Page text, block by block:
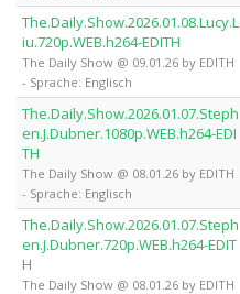
The.Daily.Show.2026.01.08.Lucy.L
iu.720p.WEB.h264-EDITH
The Daily Show @ 09.01.26 by EDITH
- Sprache: Englisch
The.Daily.Show.2026.01.07.Steph
en.J.Dubner.1080p.WEB.h264-EDI
TH
The Daily Show @ 08.01.26 by EDITH
- Sprache: Englisch
The.Daily.Show.2026.01.07.Steph
en.J.Dubner.720p.WEB.h264-EDIT
H
The Daily Show @ 08.01.26 by EDITH